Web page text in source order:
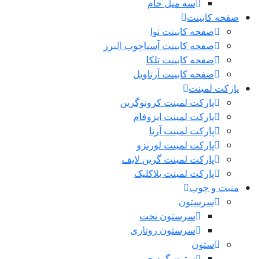
سه میل خام
صفحه کابینت
صفحه کابینت نوا
صفحه کابینت آسیاچوب البرز
صفحه کابینت تلکا
صفحه کابینت آرتاویل
پارکت لمینت
پارکت لمینت کرونوگرین
پارکت لمینت ایزوفام
پارکت لمینت آرتا
پارکت لمینت لورنزو
پارکت لمینت گرین لایف
پارکت لمینت بلاکلیک
منبت و چوب
سرستون
سرستون تخت
سرستون روتاری
ستون